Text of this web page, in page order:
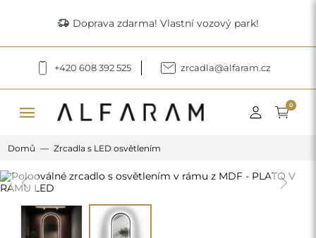
delivery_truck_speed Doprava zdarma! Vlastní vozový park!
+420 608 392 525 zrcadla@alfaram.cz
menu 0
Domů Zrcadla s LED osvětlením
Previous Next